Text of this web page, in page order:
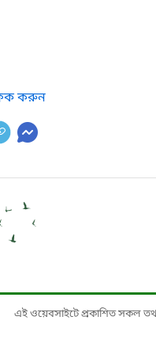
করুন
এই ওয়েবসাইটে প্রকাশিত সকল তথ্য